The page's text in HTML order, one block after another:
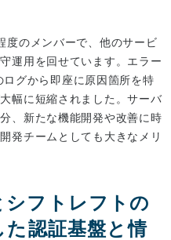
度のメンバーで、他のサービ
運用を回せています。エラー
グから即座に原因箇所を特
幅に短縮されました。サーバ
、新たな機能開発や改善に時
発チームとしても大きなメリ
フトレフトの
た認証基盤と情